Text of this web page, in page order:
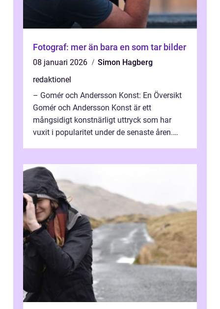
Fotograf: mer än bara en som tar bilder
08 januari 2026
Simon Hagberg
redaktionel
– Gomér och Andersson Konst: En Översikt
Gomér och Andersson Konst är ett
mångsidigt konstnärligt uttryck som har
vuxit i popularitet under de senaste åren.